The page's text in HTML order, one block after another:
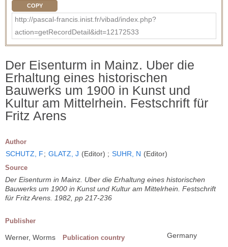
COPY
http://pascal-francis.inist.fr/vibad/index.php?
action=getRecordDetail&idt=12172533
Der Eisenturm in Mainz. Uber die
Erhaltung eines historischen
Bauwerks um 1900 in Kunst und
Kultur am Mittelrhein. Festschrift für
Fritz Arens
Author
SCHUTZ, F; GLATZ, J (Editor) ; SUHR, N (Editor)
Source
Der Eisenturm in Mainz. Uber die Erhaltung eines historischen
Bauwerks um 1900 in Kunst und Kultur am Mittelrhein. Festschrift
für Fritz Arens. 1982, pp 217-236
Publisher
Werner, Worms Publication country Germany